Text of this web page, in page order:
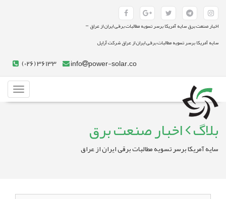
اخبار صنعت برق سایه آمریکا برسر تسویه مطالبات برقی ایران از عراق-
سایه آمریکا برسر تسویه مطالبات برقی ایران از عراق شرکت آراپل
info power-solar.co
(026) 36133
بلاگ اخبار صنعت برق
سایه آمریکا برسر تسویه مطالبات برقی ایران از عراق